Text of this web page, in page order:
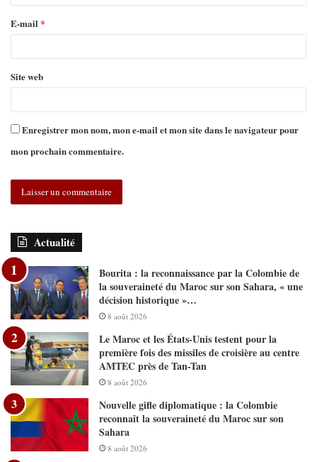
E-mail *
Site web
Enregistrer mon nom, mon e-mail et mon site dans le navigateur pour
mon prochain commentaire.
Actualité
Bourita : la reconnaissance par la Colombie de
la souveraineté du Maroc sur son Sahara, « une
décision historique »…
8 août 2026
Le Maroc et les États-Unis testent pour la
première fois des missiles de croisière au centre
AMTEC près de Tan-Tan
8 août 2026
Nouvelle gifle diplomatique : la Colombie
reconnaît la souveraineté du Maroc sur son
Sahara
8 août 2026